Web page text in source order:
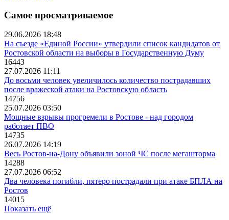
Самое просматриваемое
29.06.2026 18:48
На съезде «Единой России» утвердили список кандидатов от
Ростовской области на выборы в Государственную Думу
16443
27.07.2026 11:11
До восьми человек увеличилось количество пострадавших
после вражеской атаки на Ростовскую область
14756
25.07.2026 03:50
Мощные взрывы прогремели в Ростове - над городом
работает ПВО
14735
26.07.2026 14:19
Весь Ростов-на-Дону объявили зоной ЧС после мегашторма
14288
27.07.2026 06:52
Два человека погибли, пятеро пострадали при атаке БПЛА на
Ростов
14015
Показать ещё